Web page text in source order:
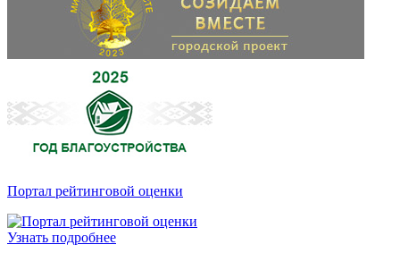
Портал рейтинговой оценки
Узнать подробнее